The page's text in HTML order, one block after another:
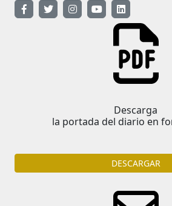
Descarga
la portada del diario en
DESCARGAR